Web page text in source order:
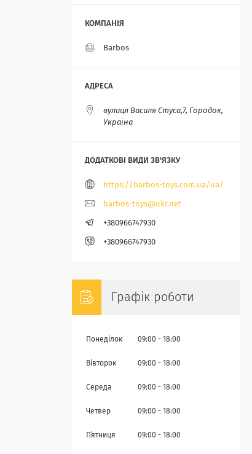
Barbos
вулиця Василя Стуса,7, Городок,
Україна
https://barbos-toys.com.ua/ua/
barbos-toys@ukr.net
+380966747930
+380966747930
Графік роботи
Понеділок 09:00 18:00
Вівторок 09:00 18:00
Середа 09:00 18:00
Четвер 09:00 18:00
Пʼятниця 09:00 18:00